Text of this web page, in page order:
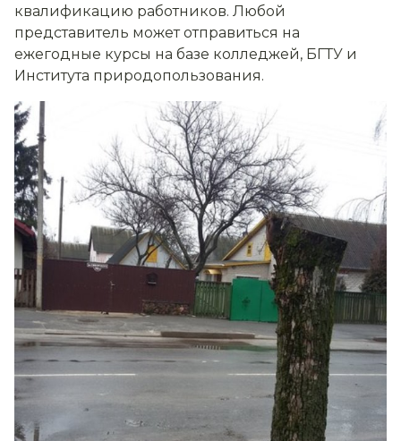
квалификацию работников. Любой
представитель может отправиться на
ежегодные курсы на базе колледжей, БГТУ и
Института природопользования.